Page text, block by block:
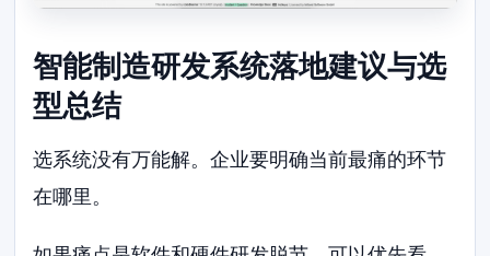
智能制造研发系统落地建议与选
型总结
选系统没有万能解。企业要明确当前最痛的环节
在哪里。